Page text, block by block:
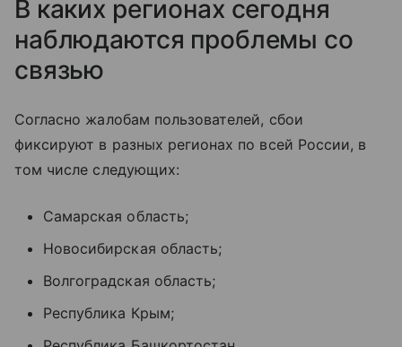
В каких регионах сегодня
наблюдаются проблемы со
связью
Согласно жалобам пользователей, сбои
фиксируют в разных регионах по всей России, в
том числе следующих:
Самарская область;
Новосибирская область;
Волгоградская область;
Республика Крым;